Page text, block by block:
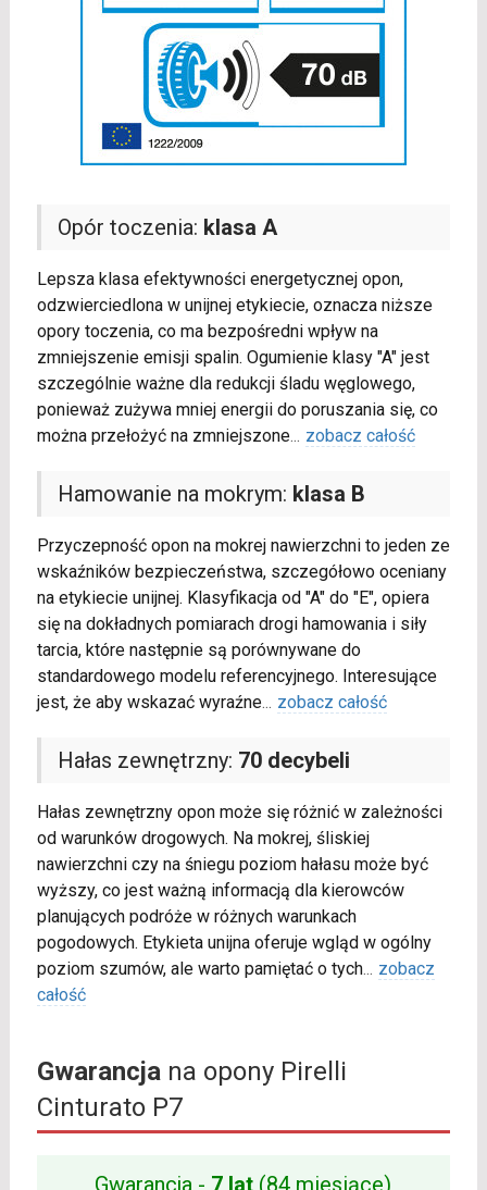
Opór toczenia: klasa A
Lepsza klasa efektywności energetycznej opon,
odzwierciedlona w unijnej etykiecie, oznacza niższe
opory toczenia, co ma bezpośredni wpływ na
zmniejszenie emisji spalin. Ogumienie klasy "A" jest
szczególnie ważne dla redukcji śladu węglowego,
ponieważ zużywa mniej energii do poruszania się, co
można przełożyć na zmniejszone... zobacz całość
Hamowanie na mokrym: klasa B
Przyczepność opon na mokrej nawierzchni to jeden ze
wskaźników bezpieczeństwa, szczegółowo oceniany
na etykiecie unijnej. Klasyfikacja od "A" do "E", opiera
się na dokładnych pomiarach drogi hamowania i siły
tarcia, które następnie są porównywane do
standardowego modelu referencyjnego. Interesujące
jest, że aby wskazać wyraźne... zobacz całość
Hałas zewnętrzny: 70 decybeli
Hałas zewnętrzny opon może się różnić w zależności
od warunków drogowych. Na mokrej, śliskiej
nawierzchni czy na śniegu poziom hałasu może być
wyższy, co jest ważną informacją dla kierowców
planujących podróże w różnych warunkach
pogodowych. Etykieta unijna oferuje wgląd w ogólny
poziom szumów, ale warto pamiętać o tych... zobacz
całość
Gwarancjana opony Pirelli
Cinturato P7
Gwarancja - 7 lat (84 miesiące)